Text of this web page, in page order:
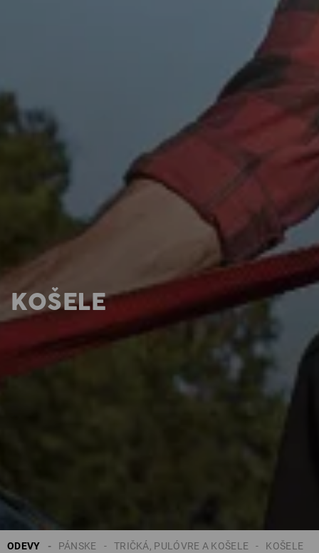
KOŠELE
ODEVY KOŠELE
TRIČKÁ, PULÓVRE A KOŠELE
PÁNSKE